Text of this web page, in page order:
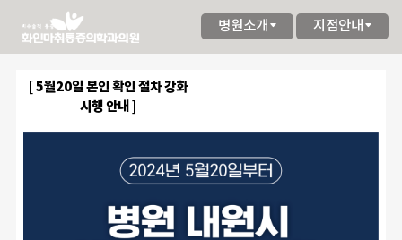
병원소개 지점안내
[ 5월20일 본인 확인 절차 강화
시행 안내 ]